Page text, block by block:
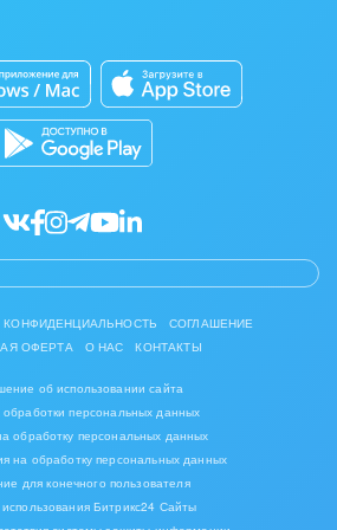
бизнес
декор
управленческие услуги
КОНФИДЕНЦИАЛЬНОСТЬ
СОГЛАШЕНИЕ
ОФЕРТА
О НАС КОНТАКТЫ
об использовании сайта
обработки персональных данных
обработку персональных данных
на обработку персональных данных
для конечного пользователя
Битрикс24 Сайты